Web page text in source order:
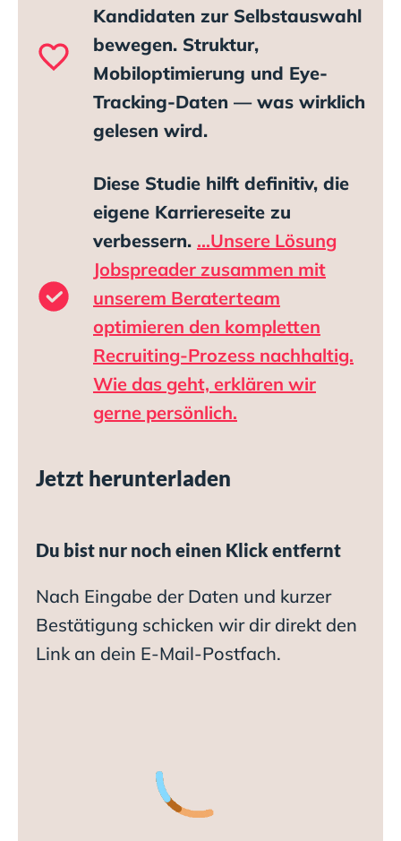
Kandidaten zur Selbstauswahl
bewegen. Struktur,
Mobiloptimierung und Eye-
Tracking-Daten — was wirklich
gelesen wird.
Diese Studie hilft definitiv, die
eigene Karriereseite zu
verbessern. ...Unsere Lösung
Jobspreader zusammen mit
unserem Beraterteam
optimieren den kompletten
Recruiting-Prozess nachhaltig.
Wie das geht, erklären wir
gerne persönlich.
Jetzt herunterladen
Du bist nur noch einen Klick entfernt
Nach Eingabe der Daten und kurzer
Bestätigung schicken wir dir direkt den
Link an dein E-Mail-Postfach.